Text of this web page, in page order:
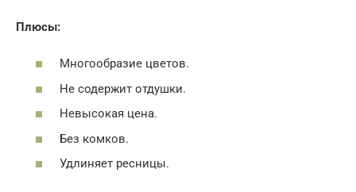
Плюсы:
Многообразие цветов.
Не содержит отдушки.
Невысокая цена.
Без комков.
Удлиняет ресницы.